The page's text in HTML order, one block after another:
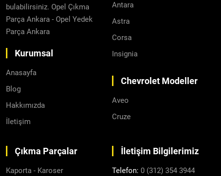
bulabilirsiniz. Opel Çıkma
Parça Ankara - Opel Yedek
Parça Ankara
Kurumsal
Anasayfa
Blog
Hakkımızda
İletişim
Antara
Astra
Corsa
Insignia
Chevrolet Modeller
Aveo
Cruze
Çıkma Parçalar
Kaporta - Karoser
İletişim Bilgilerimiz
Telefon: 0 (312) 354 3944